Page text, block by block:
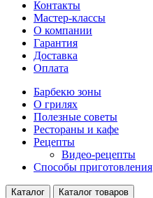
Контакты
Мастер-классы
О компании
Гарантия
Доставка
Оплата
Барбекю зоны
О грилях
Полезные советы
Рестораны и кафе
Рецепты
Видео-рецепты
Способы приготовления
Каталог Каталог товаров